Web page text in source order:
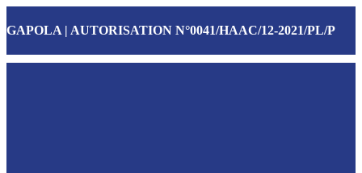
GAPOLA | AUTORISATION N°0041/HAAC/12-2021/PL/P